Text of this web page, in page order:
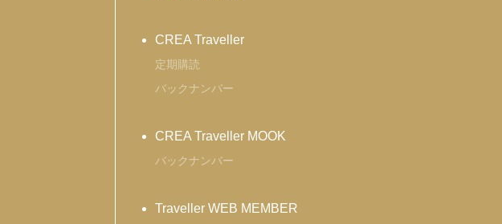
CREA Traveller
定期購読
バックナンバー
CREA Traveller MOOK
バックナンバー
Traveller WEB MEMBER